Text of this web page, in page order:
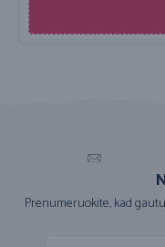
Prenumeruokite, kad